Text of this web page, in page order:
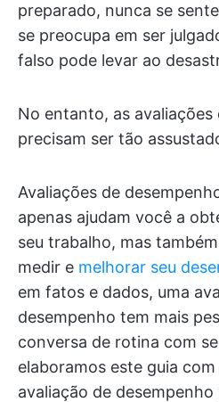
preparado, nunca se
se preocupa em ser
falso pode levar ao
No entanto, as
precisam ser tão
Avaliações de
apenas ajudam você a
seu trabalho, mas
medir e melhorar seu
em fatos e dados, uma
desempenho tem mais
conversa de rotina com
elaboramos este guia
avaliação de